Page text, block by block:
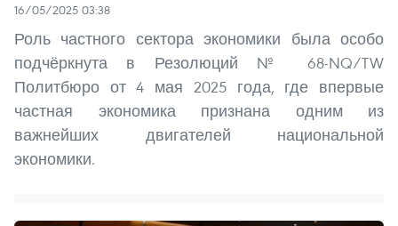
16/05/2025 03:38
Роль частного сектора экономики была особо
подчёркнута в Резолюций № 68-NQ/TW
Политбюро от 4 мая 2025 года, где впервые
частная экономика признана одним из
важнейших двигателей национальной
экономики.